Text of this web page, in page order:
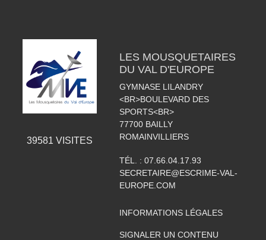
39581 VISITES
LES MOUSQUETAIRES
DU VAL D'EUROPE
GYMNASE LILANDRY
<BR>BOULEVARD DES
SPORTS<BR>
77700 BAILLY
ROMAINVILLIERS
TÉL. : 07.66.04.17.93
SECRETAIRE@ESCRIME-VAL-
EUROPE.COM
INFORMATIONS LÉGALES
SIGNALER UN CONTENU